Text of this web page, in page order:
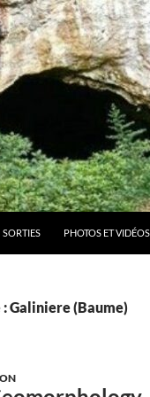
SORTIES PHOTOS ET VIDÉOS
Galiniere (Baume)